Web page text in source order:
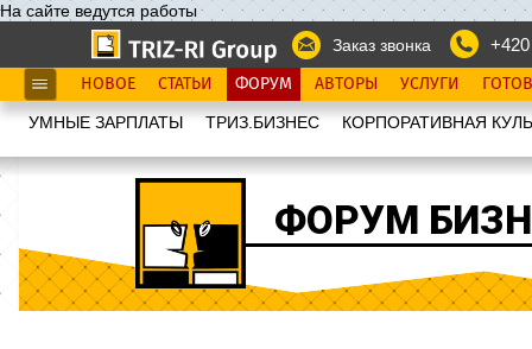
На сайте ведутся работы
Заказ звонка
НОВОЕ СТАТЬИ ФОРУМ АВТОРЫ УСЛУГИ
УМНЫЕ ЗАРПЛАТЫ ТРИЗ.БИЗНЕС КОРПОРАТИВНАЯ
ФОРУМ